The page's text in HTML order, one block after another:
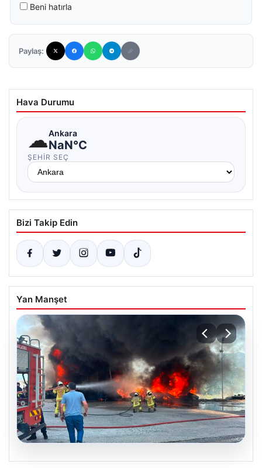
Beni hatırla
Paylaş:
Hava Durumu
☁Ankara
NaN°C
ŞEHIR SEÇ
Bizi Takip Edin
Yan Manşet
06.08.2026